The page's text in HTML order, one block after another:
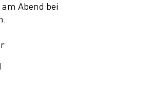
Abend bei